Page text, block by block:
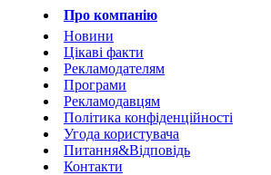
Про компанію
Новини
Цікаві факти
Рекламодателям
Програми
Рекламодавцям
Політика конфіденційності
Угода користувача
Питання&Відповідь
Контакти